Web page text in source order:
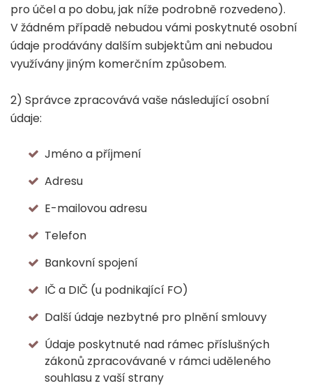
pro účel a po dobu, jak níže podrobně rozvedeno).
V žádném případě nebudou vámi poskytnuté osobní
údaje prodávány dalším subjektům ani nebudou
využívány jiným komerčním způsobem.
2) Správce zpracovává vaše následující osobní
údaje:
Jméno a příjmení
Adresu
E-mailovou adresu
Telefon
Bankovní spojení
IČ a DIČ (u podnikající FO)
Další údaje nezbytné pro plnění smlouvy
Údaje poskytnuté nad rámec příslušných
zákonů zpracovávané v rámci uděleného
souhlasu z vaší strany